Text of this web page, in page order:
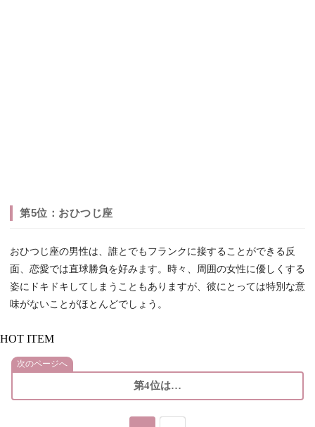
第5位：おひつじ座
おひつじ座の男性は、誰とでもフランクに接することができる反
面、恋愛では直球勝負を好みます。時々、周囲の女性に優しくする
姿にドキドキしてしまうこともありますが、彼にとっては特別な意
味がないことがほとんどでしょう。
HOT ITEM
次のページへ
第4位は…